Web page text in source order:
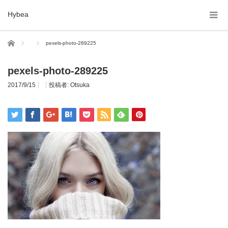
Hybea
ホーム pexels-photo-289225
pexels-photo-289225
2017/9/15 投稿者: Otsuka